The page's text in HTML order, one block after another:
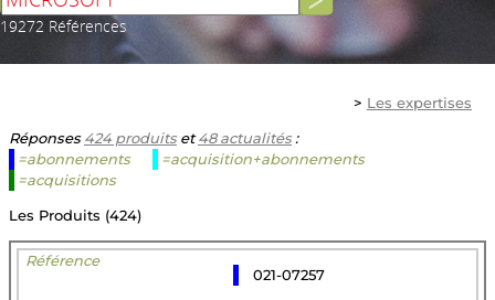
19272 Références
> Les expertises
Réponses424 produitset48 actualités:
=abonnements
=acquisition+abonnements
=acquisitions
Les Produits (424)
021-07257